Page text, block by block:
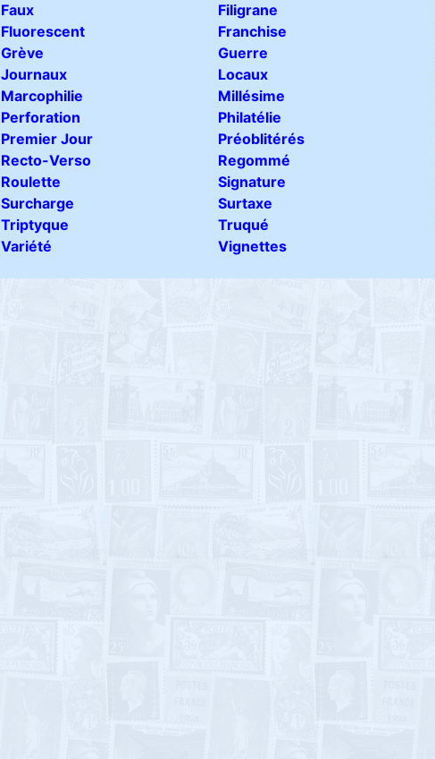
Faux
Filigrane
Fluorescent
Franchise
Grève
Guerre
Journaux
Locaux
Marcophilie
Millésime
Perforation
Philatélie
Premier Jour
Préoblitérés
Recto-Verso
Regommé
Roulette
Signature
Surcharge
Surtaxe
Triptyque
Truqué
Variété
Vignettes